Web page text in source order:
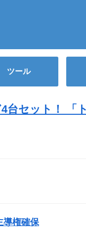
ツール
4台セット！ 「
導権確保